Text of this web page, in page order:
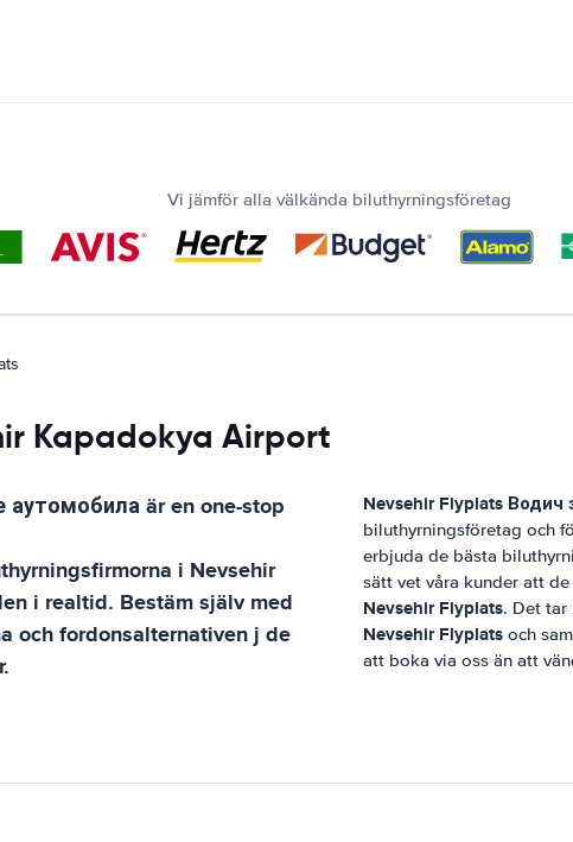
Vi jämför alla välkända biluthyrningsföretag
Kapadokya Airport
аутомобилаär en one-stop
i Nevsehir
i realtid. Bestäm själv med
och fordonsalternativen j de
Nevsehir Flyplats Водич
biluthyrningsföretag och
erbjuda de bästa
sätt vet våra kunder att
Nevsehir Flyplats. Det tar
Nevsehir Flyplats och
att boka via oss än att